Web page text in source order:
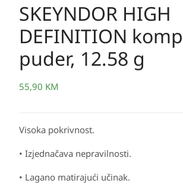
SKEYNDOR HIGH
DEFINITION
puder, 12.58 g
55,90 KM
Visoka pokrivnost.
• Izjednačava nepravilnosti.
• Lagano matirajući učinak.